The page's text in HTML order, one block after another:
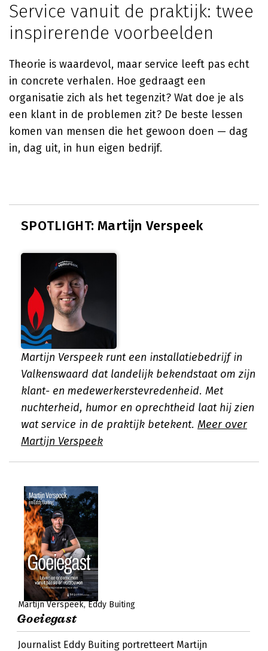
Service vanuit de praktijk: twee
inspirerende voorbeelden
Theorie is waardevol, maar service leeft pas echt
in concrete verhalen. Hoe gedraagt een
organisatie zich als het tegenzit? Wat doe je als
een klant in de problemen zit? De beste lessen
komen van mensen die het gewoon doen — dag
in, dag uit, in hun eigen bedrijf.
SPOTLIGHT: Martijn Verspeek
Martijn Verspeek runt een installatiebedrijf in
Valkenswaard dat landelijk bekendstaat om zijn
klant- en medewerkerstevredenheid. Met
nuchterheid, humor en oprechtheid laat hij zien
wat service in de praktijk betekent. Meer over
Martijn Verspeek
Martijn Verspeek Eddy Buiting
Goeiegast
Journalist Eddy Buiting portretteert Martijn